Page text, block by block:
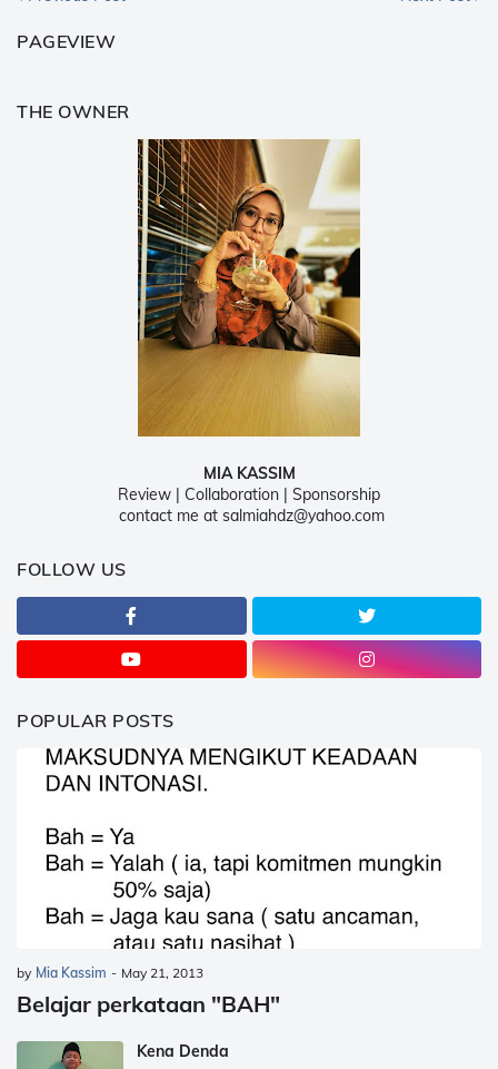
PAGEVIEW
THE OWNER
MIA KASSIM
Review | Collaboration | Sponsorship
contact me at salmiahdz@yahoo.com
FOLLOW US
POPULAR POSTS
by Mia Kassim - May 21, 2013
Belajar perkataan "BAH"
Kena Denda